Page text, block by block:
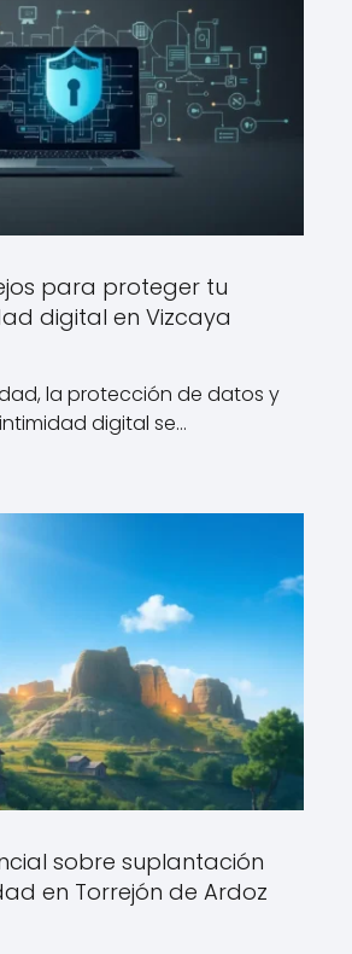
para proteger tu
digital en Vizcaya
la protección de datos y
digital se…
sobre suplantación
en Torrejón de Ardoz